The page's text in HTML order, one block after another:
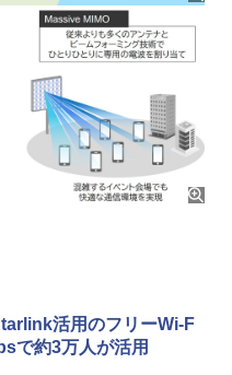
活用のフリーWi-F
で約3万人が活用